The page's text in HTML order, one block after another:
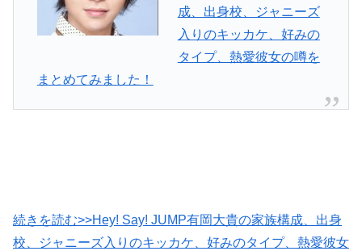
成、出身校、ジャニーズ
入りのキッカケ、好みの
タイプ、熱愛彼女の噂を
まとめてみました！
続きを読む>>Hey! Say! JUMP有岡大貴の家族構成、出身
校、ジャニーズ入りのキッカケ、好みのタイプ、熱愛彼女